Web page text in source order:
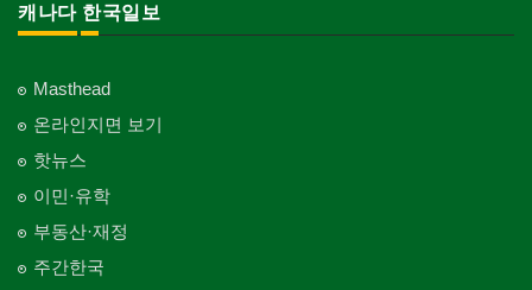
캐나다 한국일보
Masthead
온라인지면 보기
핫뉴스
이민·유학
부동산·재정
주간한국